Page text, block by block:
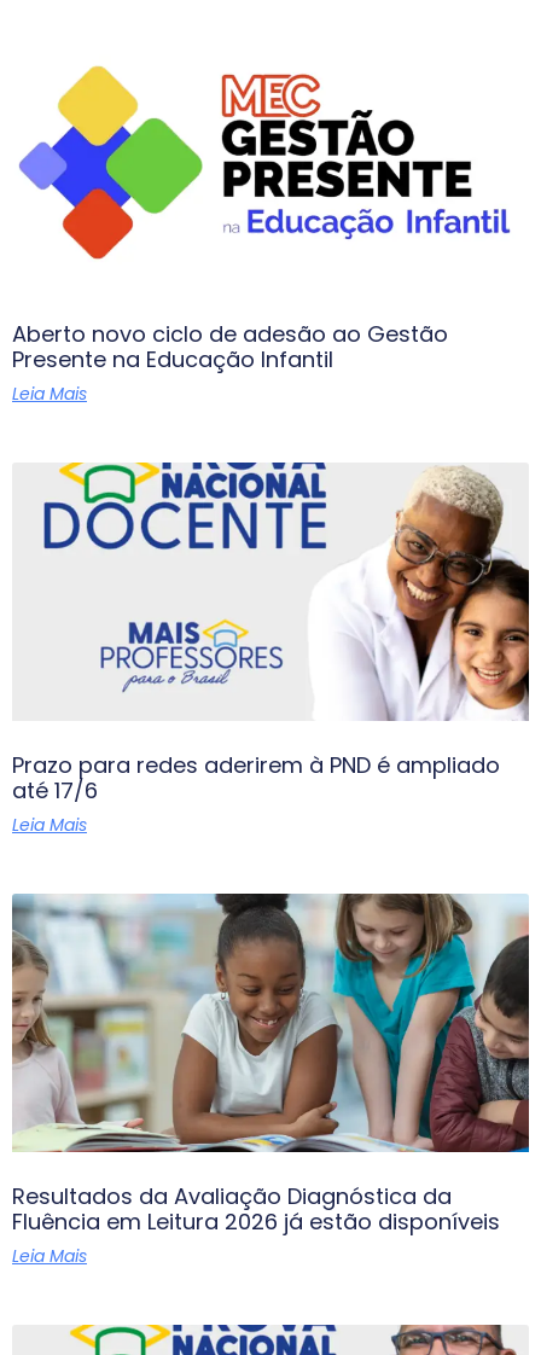
Aberto novo ciclo de adesão ao Gestão
Presente na Educação Infantil
Leia Mais
Prazo para redes aderirem à PND é ampliado
até 17/6
Leia Mais
Resultados da Avaliação Diagnóstica da
Fluência em Leitura 2026 já estão disponíveis
Leia Mais